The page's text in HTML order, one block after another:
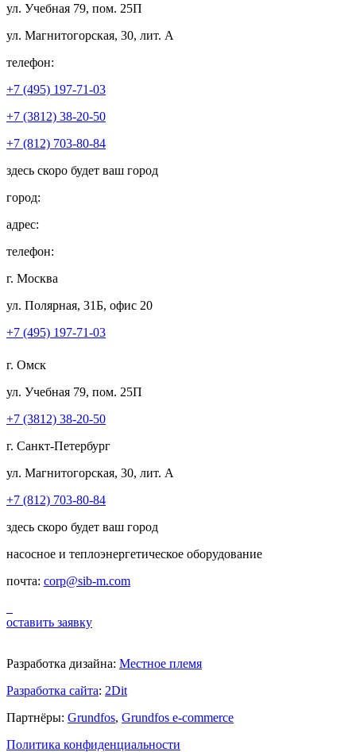
ул. Учебная 79, пом. 25П
ул. Магнитогорская, 30, лит. А
телефон:
+7 (495) 197-71-03
+7 (3812) 38-20-50
+7 (812) 703-80-84
здесь скоро будет ваш город
город:
адрес:
телефон:
г. Москва
ул. Полярная, 31Б, офис 20
+7 (495) 197-71-03
г. Омск
ул. Учебная 79, пом. 25П
+7 (3812) 38-20-50
г. Санкт-Петербург
ул. Магнитогорская, 30, лит. А
+7 (812) 703-80-84
здесь скоро будет ваш город
насосное и теплоэнергетическое оборудование
почта: corp@sib-m.com
оставить заявку
Разработка дизайна: Местное племя
Разработка сайта: 2Dit
Партнёры: Grundfos, Grundfos e-commerce
Политика конфиденциальности